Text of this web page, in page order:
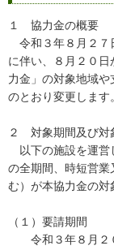
１ 協力金の概要
令和３年８月２７
に伴い、８月２０
力金」の対象地域
のとおり変更します。
２ 対象期間及び対
以下の施設を運営
の全期間、時短営
む）が本協力金の対
（１）要請期間
令和３年８月２